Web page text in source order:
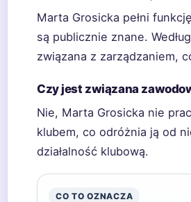
Marta Grosicka pełni
są publicznie znane.
związana z zarządzaniem,
Czy jest związana
Nie, Marta Grosicka nie
klubem, co odróżnia ją od
działalność klubową.
CO TO OZNACZA